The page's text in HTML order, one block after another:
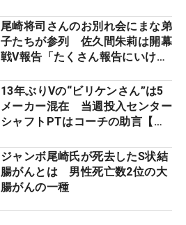
尾崎将司さんのお別れ会にまな弟
子たちが参列 佐久間朱莉は開幕
戦V報告「たくさん報告にいける
13年ぶりVの“ビリケンさん”は5
メーカー混在 当週投入センター
シャフトPTはコーチの助言【勝
ジャンボ尾崎氏が死去したS状結
腸がんとは 男性死亡数2位の大
腸がんの一種